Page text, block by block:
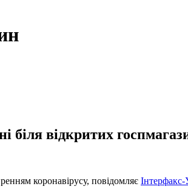
відкритих
коронавірусу, повідомляє Інтерфакс-